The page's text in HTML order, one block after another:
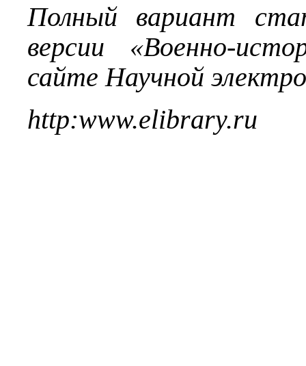
Полный вариант
версии «Военно-
сайте Научной
http:www.elibrary.ru